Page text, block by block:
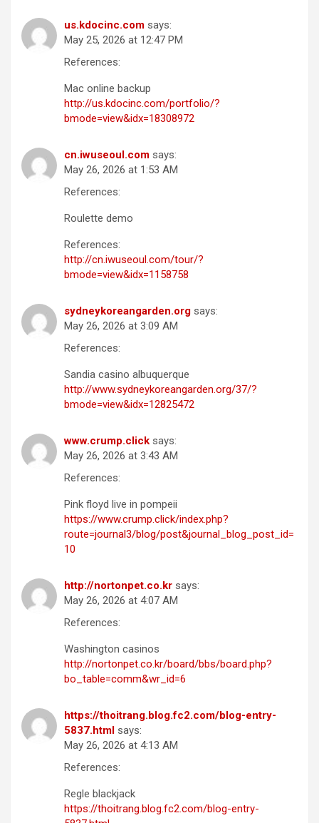
us.kdocinc.com says:
May 25, 2026 at 12:47 PM
References:
Mac online backup
http://us.kdocinc.com/portfolio/?
bmode=view&idx=18308972
cn.iwuseoul.com says:
May 26, 2026 at 1:53 AM
References:
Roulette demo
References:
http://cn.iwuseoul.com/tour/?
bmode=view&idx=1158758
sydneykoreangarden.org says:
May 26, 2026 at 3:09 AM
References:
Sandia casino albuquerque
http://www.sydneykoreangarden.org/37/?
bmode=view&idx=12825472
www.crump.click says:
May 26, 2026 at 3:43 AM
References:
Pink floyd live in pompeii
https://www.crump.click/index.php?
route=journal3/blog/post&journal_blog_post_id=
10
http://nortonpet.co.kr says:
May 26, 2026 at 4:07 AM
References:
Washington casinos
http://nortonpet.co.kr/board/bbs/board.php?
bo_table=comm&wr_id=6
https://thoitrang.blog.fc2.com/blog-entry-
5837.html says:
May 26, 2026 at 4:13 AM
References:
Regle blackjack
https://thoitrang.blog.fc2.com/blog-entry-